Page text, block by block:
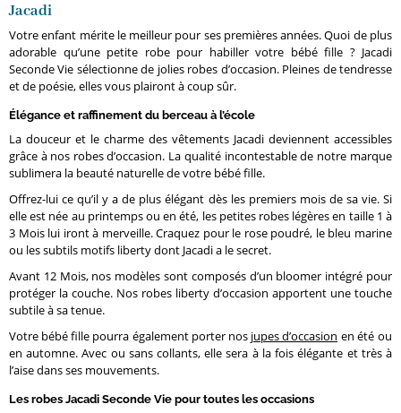
Jacadi
Votre enfant mérite le meilleur pour ses premières années. Quoi de plus
adorable qu’une petite robe pour habiller votre bébé fille ? Jacadi
Seconde Vie sélectionne de jolies robes d’occasion. Pleines de tendresse
et de poésie, elles vous plairont à coup sûr.
Élégance et raffinement du berceau à l’école
La douceur et le charme des vêtements Jacadi deviennent accessibles
grâce à nos robes d’occasion. La qualité incontestable de notre marque
sublimera la beauté naturelle de votre bébé fille.
Offrez-lui ce qu’il y a de plus élégant dès les premiers mois de sa vie. Si
elle est née au printemps ou en été, les petites robes légères en taille 1 à
3 Mois lui iront à merveille. Craquez pour le rose poudré, le bleu marine
ou les subtils motifs liberty dont Jacadi a le secret.
Avant 12 Mois, nos modèles sont composés d’un bloomer intégré pour
protéger la couche. Nos robes liberty d’occasion apportent une touche
subtile à sa tenue.
Votre bébé fille pourra également porter nos jupes d’occasion en été ou
en automne. Avec ou sans collants, elle sera à la fois élégante et très à
l’aise dans ses mouvements.
Les robes Jacadi Seconde Vie pour toutes les occasions